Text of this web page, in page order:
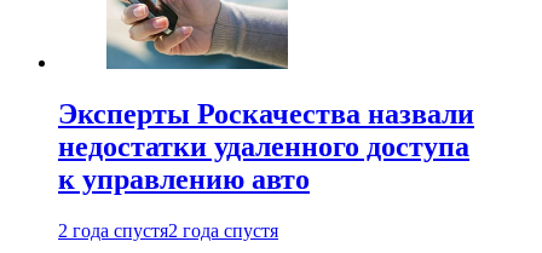
Эксперты Роскачества назвали
недостатки удаленного доступа
к управлению авто
2 года спустя2 года спустя